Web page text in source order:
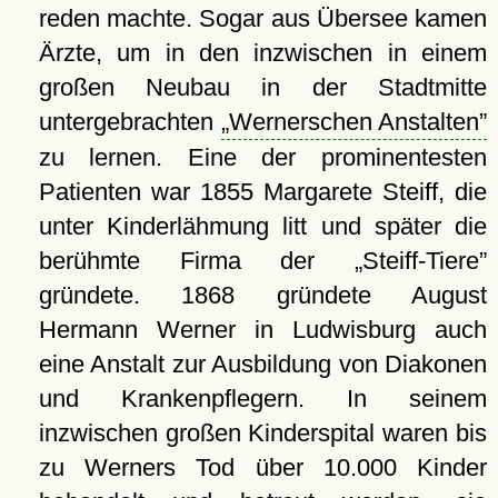
reden machte. Sogar aus Übersee kamen
Ärzte, um in den inzwischen in einem
großen Neubau in der Stadtmitte
untergebrachten Wernerschen Anstalten
zu lernen. Eine der prominentesten
Patienten war 1855 Margarete Steiff, die
unter Kinderlähmung litt und später die
berühmte Firma der
Steiff-Tiere
gründete. 1868 gründete August
Hermann Werner in Ludwisburg auch
eine Anstalt zur Ausbildung von Diakonen
und Krankenpflegern. In seinem
inzwischen großen Kinderspital waren bis
zu Werners Tod über 10.000 Kinder